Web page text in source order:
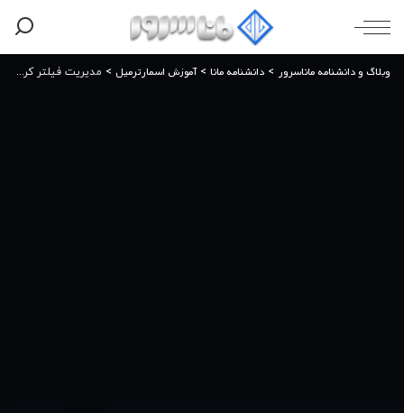
وبلاگ و دانشنامه ماناسرور > دانشنامه مانا >آموزش اسمارترمیل > مدیریت فیلتر کردن اسپم در SmarterMail و تعیین امتیاز